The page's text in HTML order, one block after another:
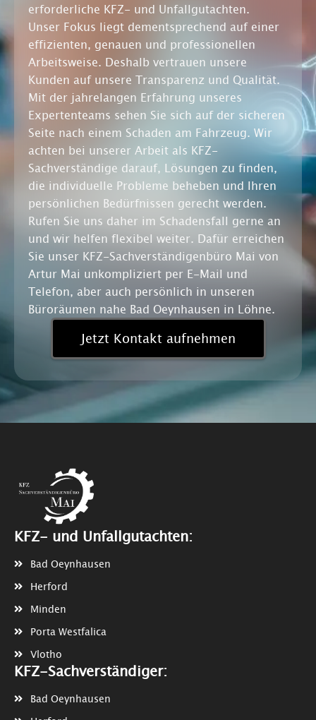
erforderliche KFZ- und Unfallgutachten.
Unser Fokus liegt dementsprechend auf einer
effizienten, genauen und professionellen
Arbeitsweise. Deshalb vertrauen unsere
Kunden auf unsere Transparenz und Qualität.
Mit der jahrelangen Erfahrung unseres
Expertenteams sehen Sie sich auf der sicheren
Seite nach einem Schaden am Fahrzeug. Wir
achten bei unserer Arbeit als KFZ-
Sachverständige darauf, Lösungen zu finden,
die individuelle Probleme beheben und Ihren
persönlichen Bedürfnissen gerecht werden.
Rufen Sie uns daher im Schadensfall gerne an
und wir helfen flexibel weiter. Dafür erreichen
Sie unser KFZ-Sachverständigenbüro Mai von
Artur Mai unkompliziert per E-Mail und
Telefon, aber auch persönlich in unseren
Büroräumen nahe Bad Oeynhausen in Löhne.
Jetzt Kontakt aufnehmen
KFZ- und Unfallgutachten:
Bad Oeynhausen
Herford
Minden
Porta Westfalica
Vlotho
KFZ-Sachverständiger:
Bad Oeynhausen